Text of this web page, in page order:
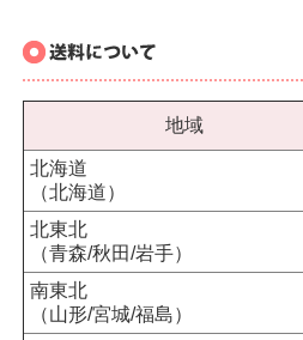
地域
北海道
（北海道）
北東北
（青森/秋田/岩手）
南東北
（山形/宮城/福島）